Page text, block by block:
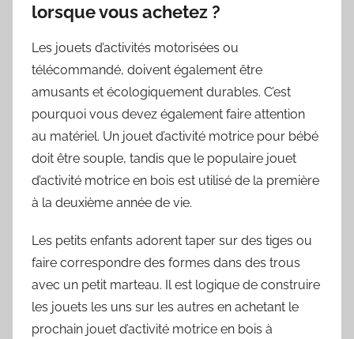
lorsque vous achetez ?
Les jouets d’activités motorisées ou
télécommandé, doivent également être
amusants et écologiquement durables. C’est
pourquoi vous devez également faire attention
au matériel. Un jouet d’activité motrice pour bébé
doit être souple, tandis que le populaire jouet
d’activité motrice en bois est utilisé de la première
à la deuxième année de vie.
Les petits enfants adorent taper sur des tiges ou
faire correspondre des formes dans des trous
avec un petit marteau. Il est logique de construire
les jouets les uns sur les autres en achetant le
prochain jouet d’activité motrice en bois à